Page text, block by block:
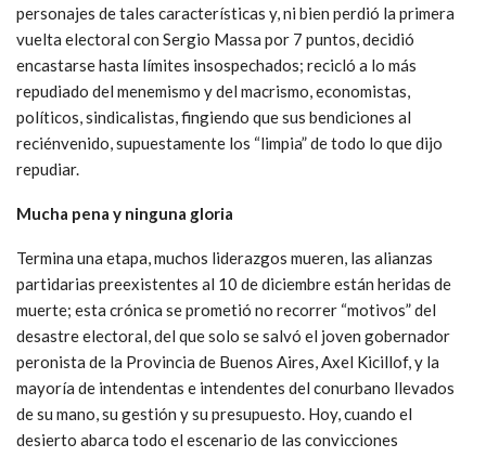
personajes de tales características y, ni bien perdió la primera
vuelta electoral con Sergio Massa por 7 puntos, decidió
encastarse hasta límites insospechados; recicló a lo más
repudiado del menemismo y del macrismo, economistas,
políticos, sindicalistas, fingiendo que sus bendiciones al
reciénvenido, supuestamente los “limpia” de todo lo que dijo
repudiar.
Mucha pena y ninguna gloria
Termina una etapa, muchos liderazgos mueren, las alianzas
partidarias preexistentes al 10 de diciembre están heridas de
muerte; esta crónica se prometió no recorrer “motivos” del
desastre electoral, del que solo se salvó el joven gobernador
peronista de la Provincia de Buenos Aires, Axel Kicillof, y la
mayoría de intendentas e intendentes del conurbano llevados
de su mano, su gestión y su presupuesto. Hoy, cuando el
desierto abarca todo el escenario de las convicciones